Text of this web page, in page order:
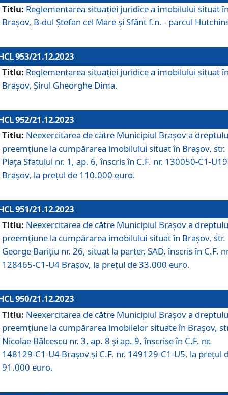
Titlu: Reglementarea situației juridice a imobilului situat
Brașov, B-dul Ștefan cel Mare și Sfânt f.n. - parcul
953/21.12.2023
Titlu: Reglementarea situației juridice a imobilului situat
Brașov, Șirul Gheorghe Dima.
952/21.12.2023
Titlu: Neexercitarea de către Municipiul Brașov a
preemțiune la cumpărarea imobilului situat în Brașov, str.
Piața Sfatului nr. 1, ap. 6, înscris în C.F. nr. 130050-C1-U19
Brașov, la prețul de 110.000 euro.
951/21.12.2023
Titlu: Neexercitarea de către Municipiul Brașov a
preemțiune la cumpărarea imobilului situat în Brașov, str.
George Barițiu nr. 26, situat la parter, SAD, înscris în C.F.
128465-C1-U4 Brașov, la prețul de 33.000 euro.
950/21.12.2023
Titlu: Neexercitarea de către Municipiul Brașov a
preemțiune la cumpărarea imobilelor situate în Brașov,
Nicolae Bălcescu nr. 3, ap. 8 și ap. 9, înscrise în C.F. nr.
148129-C1-U4 Brașov și C.F. nr. 149129-C1-U5, la prețul
91.000 euro.